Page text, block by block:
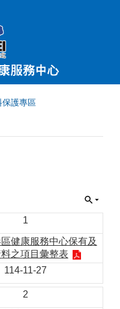
保護專區
1
健康服務中心保有及
之項目彙整表
114-11-27
2